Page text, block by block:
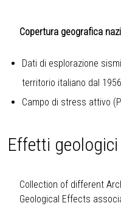
Copertura geografica
Dati di esplorazione
territorio italiano dal
Campo di stress attivo
Effetti
Collection of different
Geological Effects